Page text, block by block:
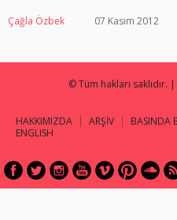
Çağla Özbek 07 Kasım 2012
© Tüm hakları saklıdır.
HAKKIMIZDA ARŞİV BASINDA
ENGLISH